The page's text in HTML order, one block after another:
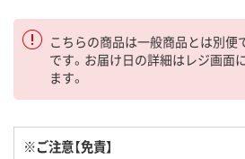
こちらの商品は一般商品とは別便
です。お届け日の詳細はレジ画面
ます。
※ご注意【免責】